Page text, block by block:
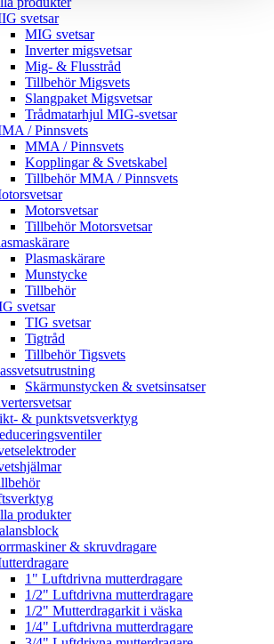
svetsar
MIG svetsar
Inverter migsvetsar
Mig- & Flusstråd
Tillbehör Migsvets
Slangpaket Migsvetsar
Trådmatarhjul MIG-svetsar
/ Pinnsvets
MMA / Pinnsvets
Kopplingar & Svetskabel
Tillbehör MMA / Pinnsvets
Motorsvetsar
Tillbehör Motorsvetsar
Plasmaskärare
Munstycke
Tillbehör
svetsar
TIG svetsar
Tigtråd
Tillbehör Tigsvets
Skärmunstycken & svetsinsatser
& punktsvetsverktyg
produkter
& skruvdragare
1" Luftdrivna mutterdragare
1/2" Luftdrivna mutterdragare
1/2" Mutterdragarkit i väska
1/4" Luftdrivna mutterdragare